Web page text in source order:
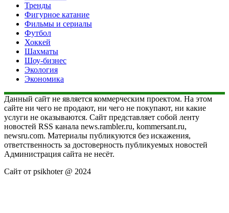
Тренды
Фигурное катание
Фильмы и сериалы
Футбол
Хоккей
Шахматы
Шоу-бизнес
Экология
Экономика
Данный сайт не является коммерческим проектом. На этом
сайте ни чего не продают, ни чего не покупают, ни какие
услуги не оказываются. Сайт представляет собой ленту
новостей RSS канала news.rambler.ru, kommersant.ru,
newsru.com. Материалы публикуются без искажения,
ответственность за достоверность публикуемых новостей
Администрация сайта не несёт.
Сайт от psikhoter @ 2024